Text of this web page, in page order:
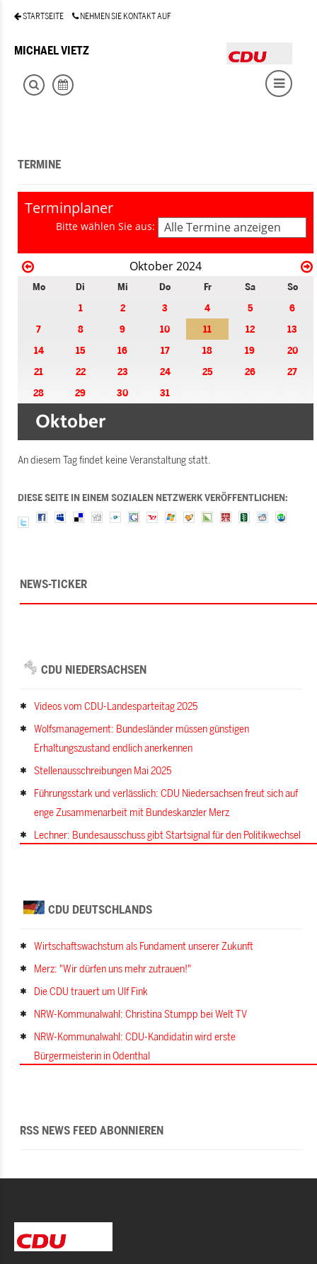
STARTSEITE NEHMEN SIE KONTAKT AUF
MICHAEL VIETZ
TERMINE
Terminplaner
Bitte wählen Sie aus: Alle Termine anzeigen
Oktober 2024
Mo Di Mi Do Fr Sa
So
1
2 3 4 5
6
7
8 9 10 11 12
13
14
15 16 17 18 19
20
21
22 23 24 25 26
27
28
29 30 31
An diesem Tag findet keine Veranstaltung statt.
DIESE SEITE IN EINEM SOZIALEN NETZWERK VERÖFFENTLICHEN:
NEWS-TICKER
CDU NIEDERSACHSEN
Videos vom CDU-Landesparteitag 2025
Wolfsmanagement: Bundesländer müssen günstigen
Erhaltungszustand endlich anerkennen
Stellenausschreibungen Mai 2025
Führungsstark und verlässlich: CDU Niedersachsen freut sich auf
enge Zusammenarbeit mit Bundeskanzler Merz
Lechner: Bundesausschuss gibt Startsignal für den Politikwechsel
CDU DEUTSCHLANDS
Wirtschaftswachstum als Fundament unserer Zukunft
Merz: "Wir dürfen uns mehr zutrauen!"
Die CDU trauert um Ulf Fink
NRW-Kommunalwahl: Christina Stumpp bei Welt TV
NRW-Kommunalwahl: CDU-Kandidatin wird erste
Bürgermeisterin in Odenthal
RSS NEWS FEED ABONNIEREN